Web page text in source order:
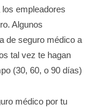
empleadores
Algunos
de seguro médico a
tal vez te hagan
(30, 60, o 90 días)
médico por tu